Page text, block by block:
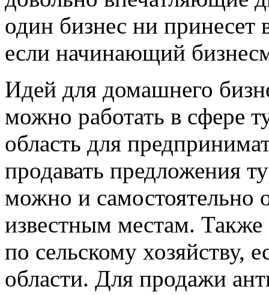
один бизнес ни принесет
если начинающий
Идей для домашнего
можно работать в сфере
область для
продавать предложения
можно и самостоятельно
известным местам.
по сельскому хозяйству,
области. Для продажи